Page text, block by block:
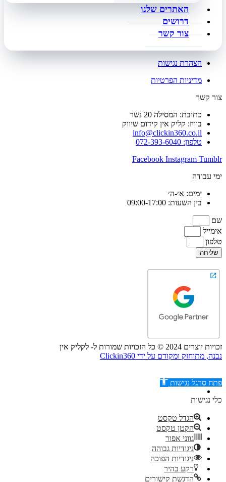
האתרים שלנו
דרושים
צור קשר
הצהרת נגישות
מדיניות הפרטיות
צור קשר
כתובת: המסילה 20 נשר
בוויז: קליק אין קידום שיווק
info@clickin360.co.il
טלפון: 072-393-6040
Facebook Instagram Tumblr
ימי עבודה
ימים: א׳-ה׳
בין השעות: 09:00-17:00
שם
אימייל
טלפון
שליחה
זכויות יוצרים 2024 © כל הזכויות שמורות ל- לקליק אין
נבנה, מתוחזק ומקודם על ידי Clickin360
דילוג לתוכן
פתח סרגל נגישות
כלי נגישות
הגדל טקסט
הקטן טקסט
גווני אפור
ניגודיות גבוהה
ניגודיות הפוכה
רקע בהיר
הדגשת קישורים